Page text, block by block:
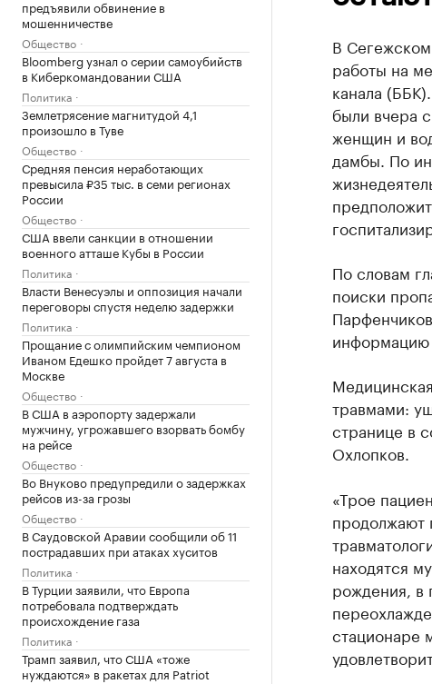
предъявили обвинение в
мошенничестве
Общество
Bloomberg узнал о серии самоубийств
в Киберкомандовании США
Политика
Землетрясение магнитудой 4,1
произошло в Туве
Общество
Средняя пенсия неработающих
превысила ₽35 тыс. в семи регионах
России
Общество
США ввели санкции в отношении
военного атташе Кубы в России
Политика
Власти Венесуэлы и оппозиция начали
переговоры спустя неделю задержки
Политика
Прощание с олимпийским чемпионом
Иваном Едешко пройдет 7 августа в
Москве
Общество
В США в аэропорту задержали
мужчину, угрожавшего взорвать бомбу
на рейсе
Общество
Во Внуково предупредили о задержках
рейсов из-за грозы
Общество
В Саудовской Аравии сообщили об 11
пострадавших при атаках хуситов
Политика
В Турции заявили, что Европа
потребовала подтверждать
происхождение газа
Политика
Трамп заявил, что США «тоже
нуждаются» в ракетах для Patriot
В
работы на
канала
были вчера
женщин и
дамбы. По
По словам
поиски
Парфенчиков
информацию
травмами:
странице в
Охлопков.
«Трое
продолжают
находятся
рождения, в
стационаре